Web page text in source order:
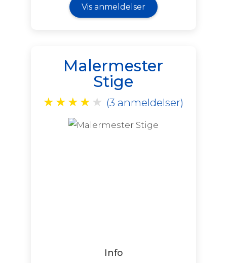
Vis anmeldelser
Malermester
Stige
★ ★ ★ ★ ★ (3 anmeldelser)
Info